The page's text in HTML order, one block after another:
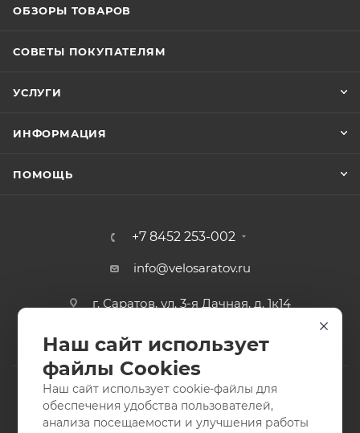
ОБЗОРЫ ТОВАРОВ
СОВЕТЫ ПОКУПАТЕЛЯМ
УСЛУГИ
ИНФОРМАЦИЯ
ПОМОЩЬ
+7 8452 253-002
info@velosaratov.ru
г. Саратов, ул. 3-я Дачная, д. 1к14
2011-2026 © интернет-магазин спортивных товаров
Наш сайт использует
файлы Cookies
Наш сайт использует cookie-файлы для
обеспечения удобства пользователей,
анализа посещаемости и улучшения работы